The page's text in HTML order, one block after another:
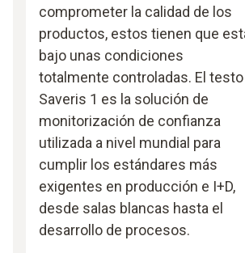
comprometer la calidad de los
productos, estos tienen que
bajo unas condiciones
totalmente controladas. El testo
Saveris 1 es la solución de
monitorización de confianza
utilizada a nivel mundial para
cumplir los estándares más
exigentes en producción e I+D,
desde salas blancas hasta el
desarrollo de procesos.